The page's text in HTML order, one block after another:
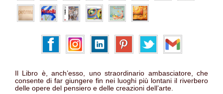
Il Libro è, anch’esso, uno straordinario ambasciatore, che
consente di far giungere fin nei luoghi più lontani il riverbero
delle opere del pensiero e delle creazioni dell’arte.